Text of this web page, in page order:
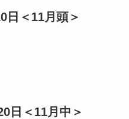
日＜11月頭＞
日＜11月中＞